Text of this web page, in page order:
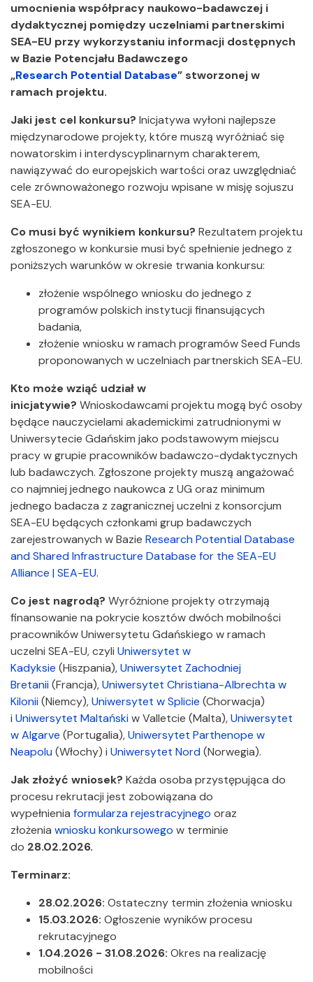
umocnienia współpracy naukowo-badawczej i
dydaktycznej pomiędzy uczelniami partnerskimi
SEA-EU przy wykorzystaniu informacji dostępnych
w Bazie Potencjału Badawczego
„Research Potential Database” stworzonej w
ramach projektu.
Jaki jest cel konkursu? Inicjatywa wyłoni najlepsze
międzynarodowe projekty, które muszą wyróżniać się
nowatorskim i interdyscyplinarnym charakterem,
nawiązywać do europejskich wartości oraz uwzględniać
cele zrównoważonego rozwoju wpisane w misję sojuszu
SEA-EU.
Co musi być wynikiem konkursu? Rezultatem projektu
zgłoszonego w konkursie musi być spełnienie jednego z
poniższych warunków w okresie trwania konkursu:
złożenie wspólnego wniosku do jednego z
programów polskich instytucji finansujących
badania,
złożenie wniosku w ramach programów Seed Funds
proponowanych w uczelniach partnerskich SEA-EU.
Kto może wziąć udział w
inicjatywie? Wnioskodawcami projektu mogą być osoby
będące nauczycielami akademickimi zatrudnionymi w
Uniwersytecie Gdańskim jako podstawowym miejscu
pracy w grupie pracowników badawczo-dydaktycznych
lub badawczych. Zgłoszone projekty muszą angażować
co najmniej jednego naukowca z UG oraz minimum
jednego badacza z zagranicznej uczelni z konsorcjum
SEA-EU będących członkami grup badawczych
zarejestrowanych w Bazie Research Potential Database
and Shared Infrastructure Database for the SEA-EU
Alliance | SEA-EU.
Co jest nagrodą? Wyróżnione projekty otrzymają
finansowanie na pokrycie kosztów dwóch mobilności
pracowników Uniwersytetu Gdańskiego w ramach
uczelni SEA-EU, czyli Uniwersytet w
Kadyksie (Hiszpania),Uniwersytet Zachodniej
Bretanii(Francja),Uniwersytet Christiana-Albrechta w
Kilonii(Niemcy),Uniwersytet w Splicie (Chorwacja)
i Uniwersytet Maltańskiw Valletcie (Malta),Uniwersytet
w Algarve (Portugalia),Uniwersytet Parthenope w
Neapolu(Włochy) i Uniwersytet Nord(Norwegia).
Jak złożyć wniosek? Każda osoba przystępująca do
procesu rekrutacji jest zobowiązana do
wypełnienia formularza rejestracyjnego oraz
złożenia wniosku konkursowego w terminie
do 28.02.2026.
Terminarz:
28.02.2026: Ostateczny termin złożenia wniosku
15.03.2026: Ogłoszenie wyników procesu
rekrutacyjnego
1.04.2026 - 31.08.2026: Okres na realizację
mobilności